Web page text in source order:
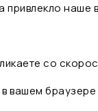
привлекло наше
со
вашем браузере